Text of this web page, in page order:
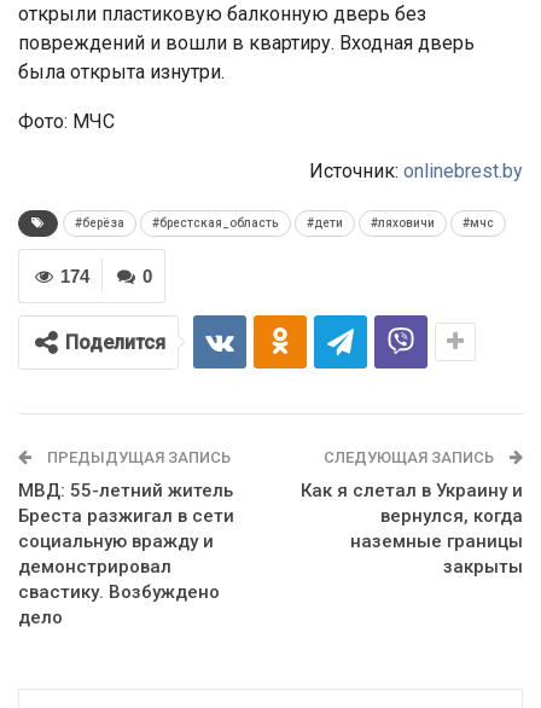
открыли пластиковую балконную дверь без
повреждений и вошли в квартиру. Входная дверь
была открыта изнутри.
Фото: МЧС
Источник: onlinebrest.by
#берёза #брестская_область #дети #ляховичи #мчс
0
174
Поделится
ПРЕДЫДУЩАЯ ЗАПИСЬ
МВД: 55-летний житель
Бреста разжигал в сети
социальную вражду и
демонстрировал
свастику. Возбуждено
дело
СЛЕДУЮЩАЯ ЗАПИСЬ
Как я слетал в Украину и
вернулся, когда
наземные границы
закрыты